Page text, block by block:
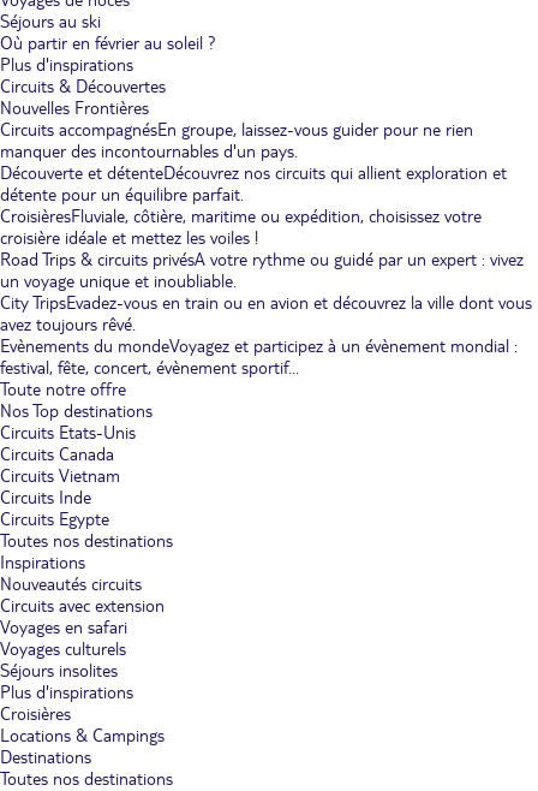
Séjours au ski
Où partir en février au soleil ?
Plus d'inspirations
Circuits & Découvertes
Nouvelles Frontières
Circuits accompagnésEn groupe, laissez-vous guider pour ne rien
manquer des incontournables d'un pays.
Découverte et détenteDécouvrez nos circuits qui allient exploration et
détente pour un équilibre parfait.
CroisièresFluviale, côtière, maritime ou expédition, choisissez votre
croisière idéale et mettez les voiles !
Road Trips & circuits privésA votre rythme ou guidé par un expert : vivez
un voyage unique et inoubliable.
City TripsEvadez-vous en train ou en avion et découvrez la ville dont vous
avez toujours rêvé.
Evènements du mondeVoyagez et participez à un évènement mondial :
festival, fête, concert, évènement sportif...
Toute notre offre
Nos Top destinations
Circuits Etats-Unis
Circuits Canada
Circuits Vietnam
Circuits Inde
Circuits Egypte
Toutes nos destinations
Inspirations
Nouveautés circuits
Circuits avec extension
Voyages en safari
Voyages culturels
Séjours insolites
Plus d'inspirations
Croisières
Locations & Campings
Destinations
Toutes nos destinations